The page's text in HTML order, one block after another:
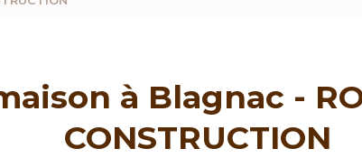
à Blagnac -
CONSTRUCTION